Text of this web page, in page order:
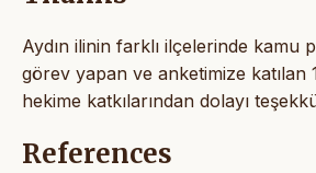
Aydın ilinin farklı ilçelerinde kamu
görev yapan ve anketimize katılan
hekime katkılarından dolayı
References